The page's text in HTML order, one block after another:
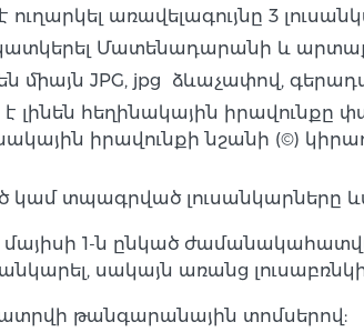
առավելագույնը 3
Մատենադարանի և
միայն JPG, jpg ձևաչափով,
լինեն հեղինակային
իրավունքի նշանի (©)
կամ տպագրված լուսանկարները ևս
մայիսի 1-ն ընկած
սակայն առանց
թանգարանային տոմսերով: